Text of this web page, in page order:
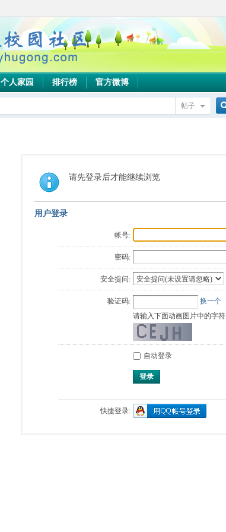
个人家园 排行榜 官方微博
帖子
请先登录后才能继续浏览
用户登录
帐号:
密码:
安全提问:
验证码:
换一个
请输入下面动画图片中的字符
自动登录
登录
快捷登录: